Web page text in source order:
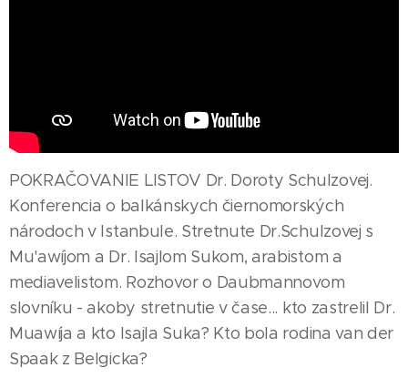
POKRAČOVANIE LISTOV Dr. Doroty Schulzovej.
Konferencia o balkánskych čiernomorských
národoch v Istanbule. Stretnute Dr.Schulzovej s
Mu'awíjom a Dr. Isajlom Sukom, arabistom a
mediavelistom. Rozhovor o Daubmannovom
slovníku - akoby stretnutie v čase... kto zastrelil Dr.
Muawíja a kto Isajla Suka? Kto bola rodina van der
Spaak z Belgicka?